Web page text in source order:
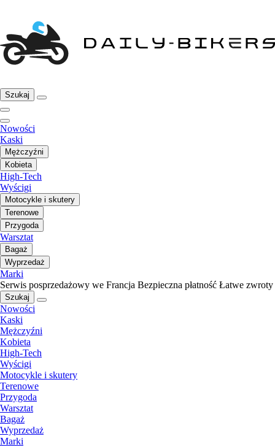
Szukaj
Nowości
Kaski
Mężczyźni
Kobieta
High-Tech
Wyścigi
Motocykle i skutery
Terenowe
Przygoda
Warsztat
Bagaż
Wyprzedaż
Marki
Serwis posprzedażowy we Francja Bezpieczna płatność Łatwe zwroty
Szukaj
Nowości
Kaski
Mężczyźni
Kobieta
High-Tech
Wyścigi
Motocykle i skutery
Terenowe
Przygoda
Warsztat
Bagaż
Wyprzedaż
Marki